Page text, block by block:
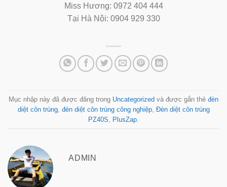
Miss Hương: 0972 404 444
Tại Hà Nội: 0904 929 330
Mục nhập này đã được đăng trong Uncategorized và được gắn thẻ đèn
diệt côn trùng, đèn diệt côn trùng công nghiệp, Đèn diệt côn trùng
PZ40S
PlusZap
ADMIN